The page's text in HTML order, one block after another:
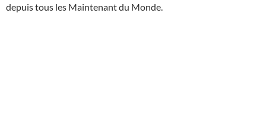
depuis tous les Maintenant du Monde.